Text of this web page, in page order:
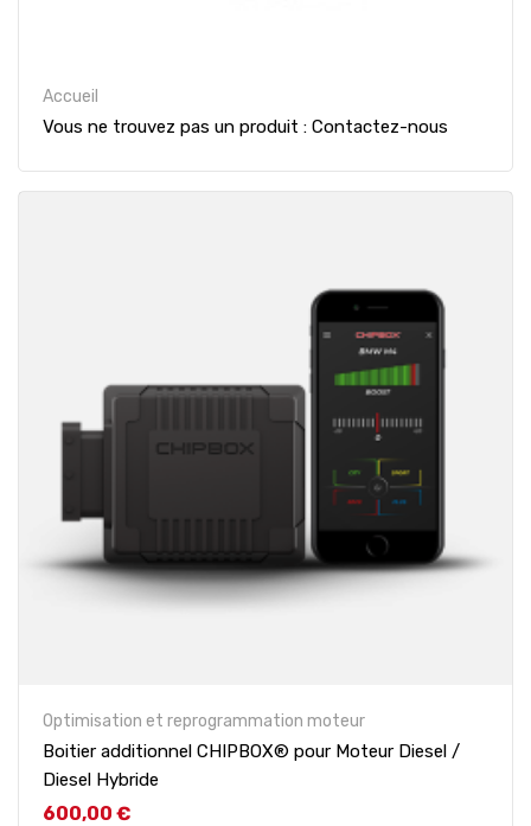
Accueil
Vous ne trouvez pas un produit : Contactez-nous
Optimisation et reprogrammation moteur
Boitier additionnel CHIPBOX® pour Moteur Diesel /
Diesel Hybride
Prix
600,00 €